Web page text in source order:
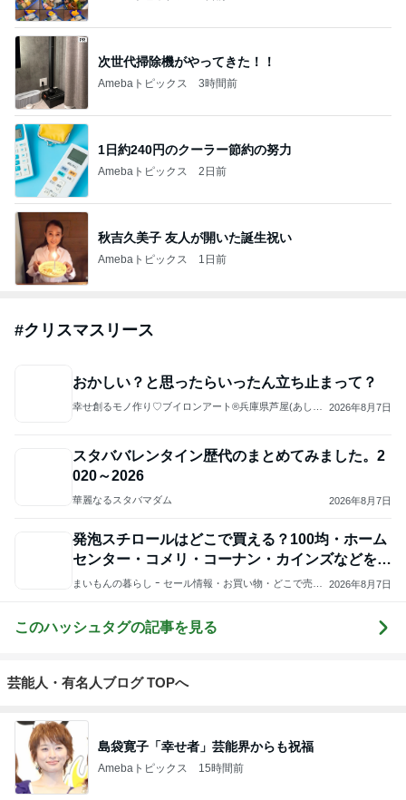
市
スタババレンタイン歴代のまとめてみました。2
020～2026
華麗なるスタバマダム
発泡スチロールはどこで買える？100均・ホーム
センター・コメリ・コーナン・カインズなどを調
査！
まいもんの暮らし ｰ セール情報・お買い物・どこで売っ
てる・口コミ情報を発信 ｰ
このハッシュタグの記事を見る
芸能人・有名人ブログ TOPへ
島袋寛子「幸せ者」芸能界からも祝福
Amebaトピックス 13時間前
2026/07/28(K) 4本
ジャンルランキング
ハンドメイド雑貨・手芸